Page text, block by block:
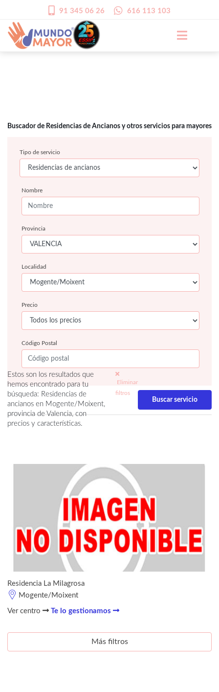
91 345 06 26 616 113 103
Buscador de Residencias de Ancianos y otros servicios para mayores
Tipo de servicio
Nombre
Provincia
Localidad
Precio
Código Postal
Estos son los resultados que
hemos encontrado para tu
búsqueda: Residencias de
ancianos en Mogente/Moixent,
provincia de Valencia, con
precios y características.
Eliminar
filtros
Residencia La Milagrosa
Mogente/Moixent
Ver centro Te lo gestionamos
Más filtros